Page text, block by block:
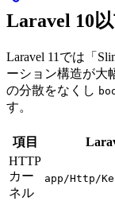
Laravel 10
Laravel 11では「
ーション構造が大
の分散をなくし
す。
項目
HTTP
カー
ネル
app/Http/